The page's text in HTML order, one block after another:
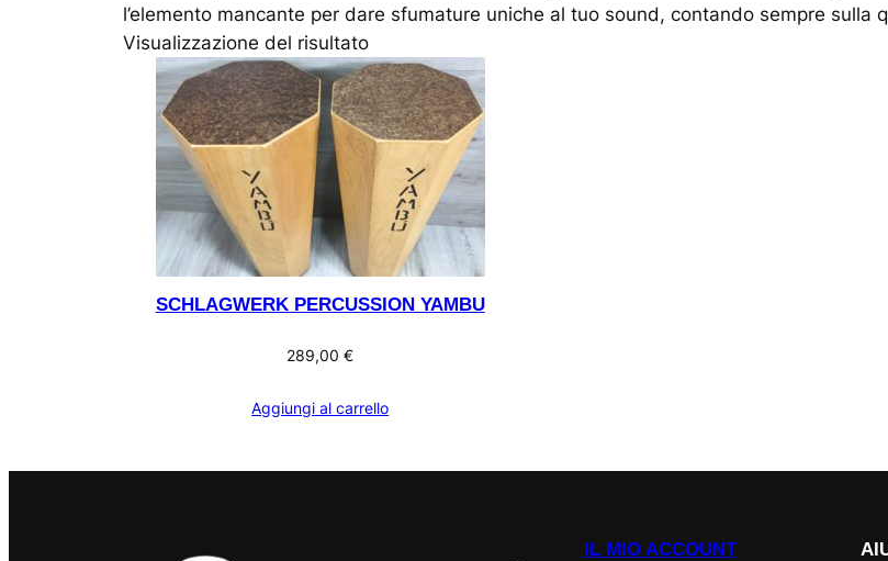
l’elemento mancante per dare sfumature uniche al tuo sound, contando sempre
Visualizzazione del risultato
SCHLAGWERK PERCUSSION YAMBU
289,00€
Aggiungi al carrello
IL MIO ACCOUNT